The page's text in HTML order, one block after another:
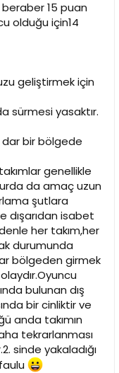
15 puan
olduğu için14
geliştirmek için
sürmesi yasaktır.
dar bir bölgede
genellikle
da amaç uzun
şutlara
dışarıdan isabet
her takım,her
durumunda
bölgeden girmek
bulunan dış
bir cinliktir ve
anda takımın
tekrarlanması
sinde yakaladığı